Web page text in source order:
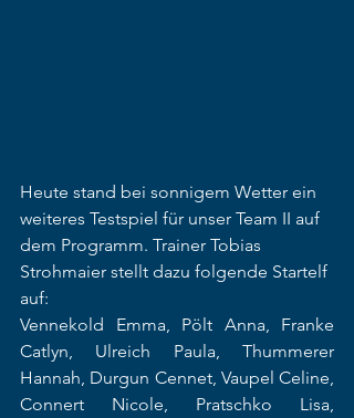
Heute stand bei sonnigem Wetter ein
weiteres Testspiel für unser Team II auf
dem Programm. Trainer Tobias
Strohmaier stellt dazu folgende Startelf
auf:
Vennekold Emma, Pölt Anna, Franke
Catlyn, Ulreich Paula, Thummerer
Hannah, Durgun Cennet, Vaupel Celine,
Connert Nicole, Pratschko Lisa,